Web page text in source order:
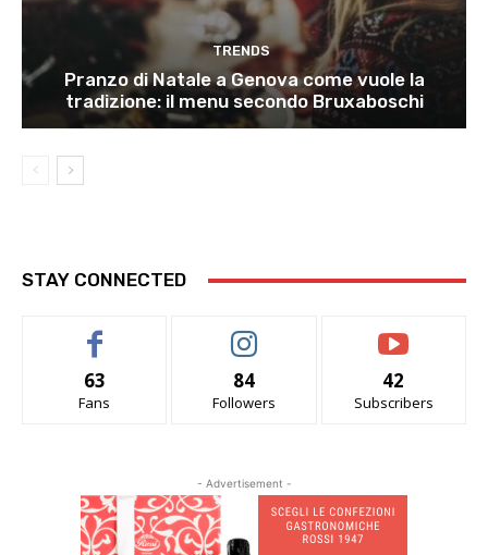
TRENDS
Pranzo di Natale a Genova come vuole la
tradizione: il menu secondo Bruxaboschi
STAY CONNECTED
63
Fans
84
Followers
42
Subscribers
- Advertisement -